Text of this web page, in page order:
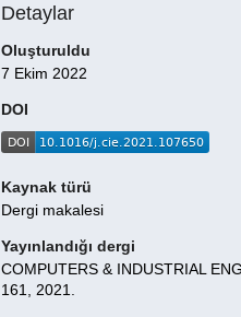
Detaylar
Oluşturuldu
7 Ekim 2022
DOI
Kaynak türü
Dergi makalesi
Yayınlandığı dergi
COMPUTERS & INDUSTRIAL
161, 2021.